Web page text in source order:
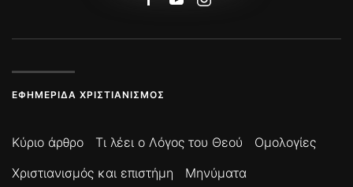
ΕΦΗΜΕΡΊΔΑ ΧΡΙΣΤΙΑΝΙΣΜΌΣ
Κύριο άρθρο Τι λέει ο Λόγος του Θεού
Ομολογίες
Χριστιανισμός και επιστήμη
Μηνύματα